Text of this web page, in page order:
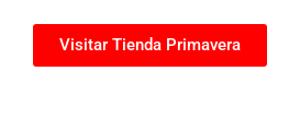
Visitar Tienda Primavera